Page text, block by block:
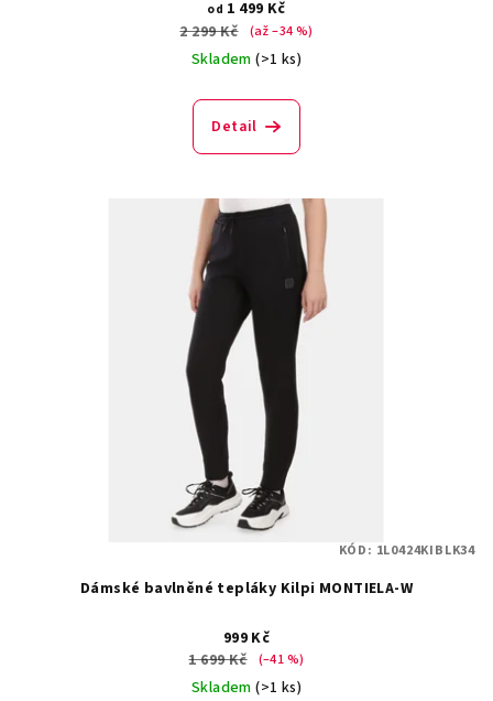
od 1 499 Kč
2 299 Kč
(až –34 %)
Skladem(>1 ks)
Detail
Dámské bavlněné tepláky Kilpi MONTIELA-W
999 Kč
1 699 Kč
(–41 %)
Skladem(>1 ks)
KÓD: 1L0424KIBLK34